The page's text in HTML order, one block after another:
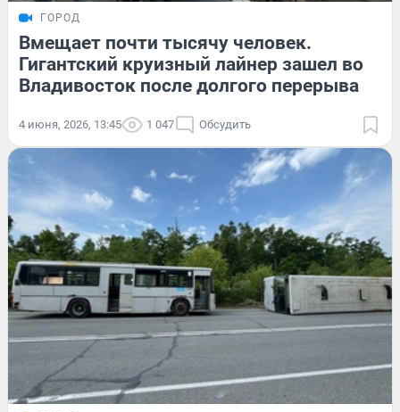
ГОРОД
Вмещает почти тысячу человек.
Гигантский круизный лайнер зашел во
Владивосток после долгого перерыва
4 июня, 2026, 13:45 1 047 Обсудить